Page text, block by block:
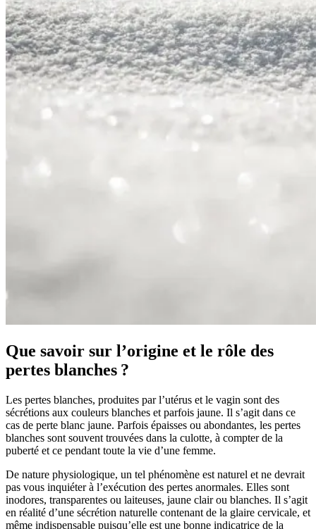
Que savoir sur l’origine et le rôle des
pertes blanches ?
Les pertes blanches, produites par l’utérus et le vagin sont des
sécrétions aux couleurs blanches et parfois jaune. Il s’agit dans ce
cas de perte blanc jaune. Parfois épaisses ou abondantes, les pertes
blanches sont souvent trouvées dans la culotte, à compter de la
puberté et ce pendant toute la vie d’une femme.
De nature physiologique, un tel phénomène est naturel et ne devrait
pas vous inquiéter à l’exécution des pertes anormales. Elles sont
inodores, transparentes ou laiteuses, jaune clair ou blanches. Il s’agit
en réalité d’une sécrétion naturelle contenant de la glaire cervicale, et
même indispensable puisqu’elle est une bonne indicatrice de la